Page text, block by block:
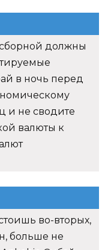
должны
в ночь перед
и не сводите
валюты к
во-вторых,
больше не